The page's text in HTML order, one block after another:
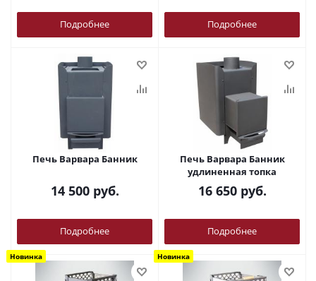
Подробнее Подробнее
Печь Варвара Банник
14 500руб.
Подробнее
Печь Варвара Банник
удлиненная топка
16 650руб.
Подробнее
Новинка Новинка